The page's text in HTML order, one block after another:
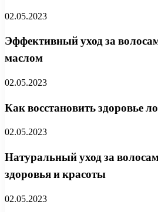
02.05.2023
Эффективный уход за
маслом
02.05.2023
Как восстановить здоровье
02.05.2023
Натуральный уход за
здоровья и красоты
02.05.2023